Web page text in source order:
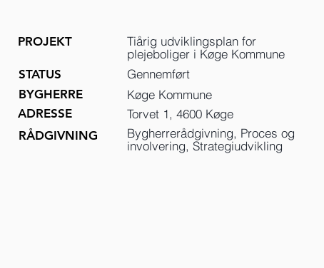
PROJEKT
STATUS
BYGHERRE
ADRESSE
RÅDGIVNING
Tiårig udviklingsplan for
plejeboliger i Køge Kommune
Gennemført
Køge Kommune
Torvet 1, 4600 Køge
Bygherrerådgivning, Proces og
involvering, Strategiudvikling